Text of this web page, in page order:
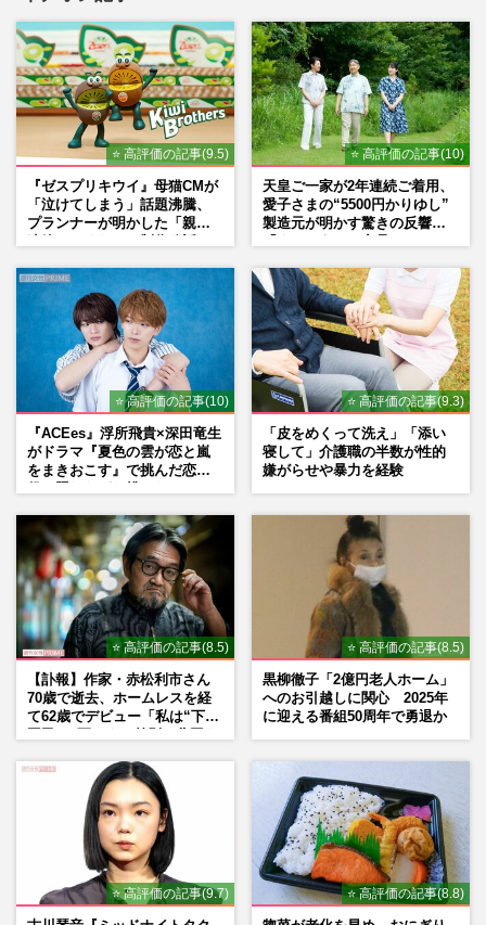
⭐ 高評価の記事(9.5)
『ゼスプリキウイ』母猫CMが
「泣けてしまう」話題沸騰、
プランナーが明かした「親に
⭐ 高評価の記事(10)
天皇ご一家が2年連続ご着用、
愛子さまの“5500円かりゆし”
製造元が明かす驚きの反響
⭐ 高評価の記事(10)
『ACEes』浮所飛貴×深田竜生
がドラマ『夏色の雲が恋と嵐
をまきおこす』で挑んだ恋人
⭐ 高評価の記事(9.3)
「皮をめくって洗え」「添い
寝して」介護職の半数が性的
嫌がらせや暴力を経験
⭐ 高評価の記事(8.5)
【訃報】作家・赤松利市さん
70歳で逝去、ホームレスを経
て62歳でデビュー「私は“下級
⭐ 高評価の記事(8.5)
黒柳徹子「2億円老人ホーム」
へのお引越しに関心 2025年
に迎える番組50周年で勇退か
⭐ 高評価の記事(9.7) ⭐ 高評価の記事(8.8)